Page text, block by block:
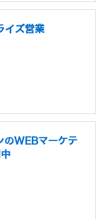
イズ営業
のWEBマーケテ